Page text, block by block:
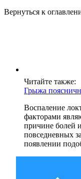
Вернуться к
Читайте также:
Грыжа
Воспаление
факторами
причине болей
повседневных
появлении